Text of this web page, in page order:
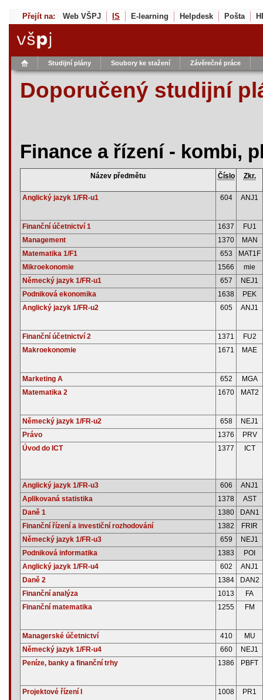
Přejít na: Web VŠPJ IS E-learning Helpdesk Pošta
Studijní plány Soubory ke stažení Závěrečné práce
Doporučený studijní
Finance a řízení - kombi,
Název předmětu Číslo Zkr.
Anglický jazyk 1/FR-u1 604 ANJ1
Finanční účetnictví 1 1637
FU1
Management
1370
MAN
Matematika 1/F1
653
MAT1F
Mikroekonomie
1566
mie
Německý jazyk 1/FR-u1
657
NEJ1
Podniková ekonomika
1638
PEK
Anglický jazyk 1/FR-u2
605 ANJ1
Finanční účetnictví 2 1371
FU2
Makroekonomie
1671 MAE
Marketing A 652
MGA
Matematika 2
1670 MAT2
Německý jazyk 1/FR-u2 658
NEJ1
Právo
1376
PRV
Úvod do ICT
1377 ICT
Anglický jazyk 1/FR-u3 606
ANJ1
Aplikovaná statistika
1378
AST
Daně 1
1380
DAN1
Finanční řízení a investiční rozhodování
1382
FRIR
Německý jazyk 1/FR-u3
659
NEJ1
Podniková informatika
1383
POI
Anglický jazyk 1/FR-u4
602
ANJ1
Daně 2
1384
DAN2
Finanční analýza
1013
FA
Finanční matematika
1255 FM
Managerské účetnictví 410
MU
Německý jazyk 1/FR-u4
660
NEJ1
Peníze, banky a finanční trhy
1386 PBFT
Projektové řízení I 1008 PR1